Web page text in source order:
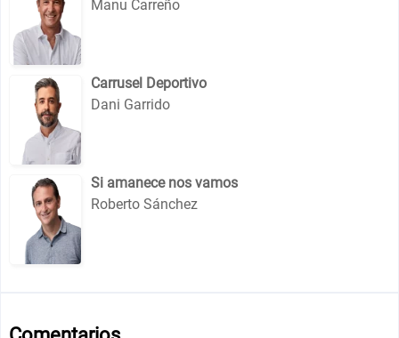
Manu Carreño
Carrusel Deportivo
Dani Garrido
Si amanece nos vamos
Roberto Sánchez